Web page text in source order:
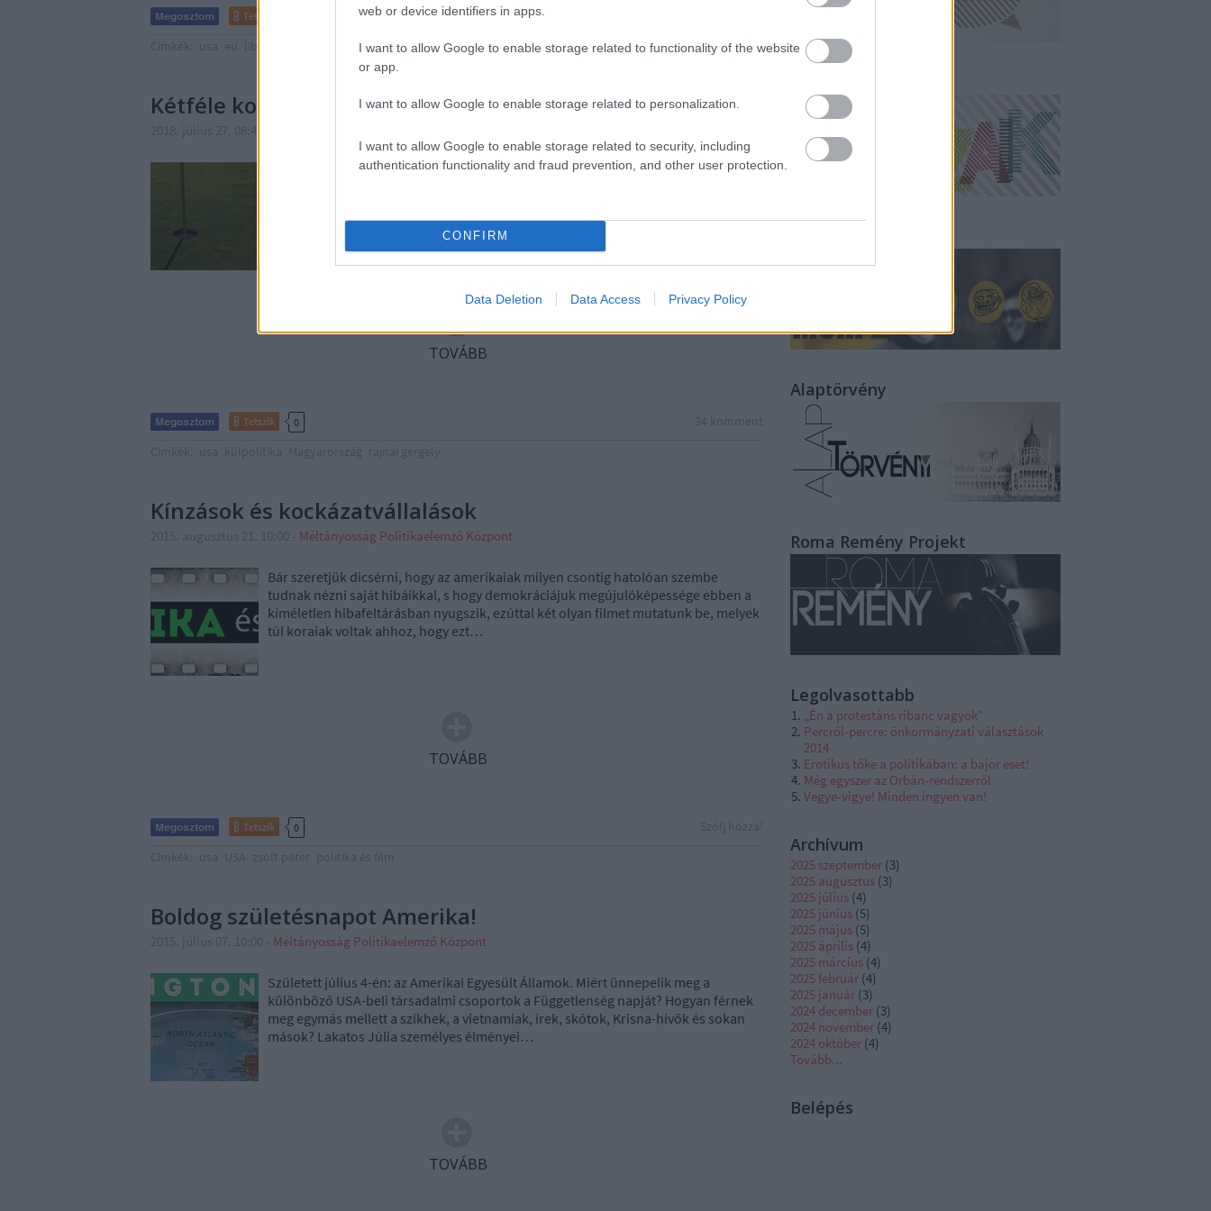
web or device identifiers in apps.
I want to allow Google to enable storage related to functionality of the website
or app.
I want to allow Google to enable storage related to personalization.
I want to allow Google to enable storage related to security, including
authentication functionality and fraud prevention, and other user protection.
CONFIRM
Data Deletion Data Access Privacy Policy
Tetszik
demokrácia világpolitika lakatos júlia
Kétféle konszenzus
Az elmúlt időszakban a nemzetközi politikai híradások az amerikai-orosz
vagy érdekes, de Trump szavait olyan reakció fogadta hazájában,…
TOVÁBB
Tetszik 0
Kínzások és kockázatvállalások
Méltányosság Politikaelemző Központ
Bár szeretjük dicsérni, hogy az amerikaiak milyen csontig hatolóan szembe
tudnak nézni saját hibáikkal, s hogy demokráciájuk megújulóképessége ebben a
kíméletlen hibafeltárásban nyugszik, ezúttal két olyan filmet mutatunk be, melyek
túl koraiak voltak ahhoz, hogy ezt…
TOVÁBB
Tetszik 0
Boldog születésnapot Amerika!
Méltányosság Politikaelemző Központ
Született július 4-én: az Amerikai Egyesült Államok. Miért ünnepelik meg a
különböző USA-beli társadalmi csoportok a Függetlenség napját? Hogyan férnek
meg egymás mellett a szikhek, a vietnamiak, írek, skótok, Krisna-hívők és sokan
mások? Lakatos Júlia személyes élményei…
TOVÁBB
Alaptörvény
Roma Remény Projekt
Legolvasottabb
„Én a protestáns ribanc vagyok”
Percről-percre: önkormányzati választások
2014
Erotikus tőke a politikában: a bajor eset!
Még egyszer az Orbán-rendszerről
Vegye-vigye! Minden ingyen van!
Archívum
2025 szeptember (3)
2025 augusztus (3)
2025 július (4)
2025 június (5)
2025 május (5)
2025 április (4)
2025 március (4)
2025 február (4)
2025 január (3)
2024 december (3)
2024 november (4)
2024 október (4)
Tovább...
Belépés